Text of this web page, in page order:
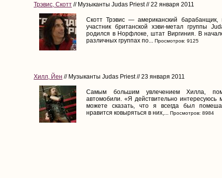
Трэвис, Скотт // Музыканты Judas Priest // 22 января 2011
Скотт Трэвис — американский барабанщик,
участник британской хэви-метал группы
родился в Норфлоке, штат Виргиния. В
различных группах по... Просмотров: 9125
Хилл, Йен // Музыканты Judas Priest // 23 января 2011
Самым большим увлечением Хилла,
автомобили. «Я действительно
можете сказать, что я всегда был
нравится ковыряться в них,... Просмотров: 8984